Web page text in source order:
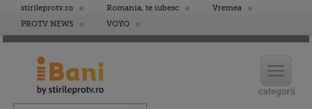
stirileprotv.ro Romania, te iubesc
Vremea
PROTV NEWS
VOYO